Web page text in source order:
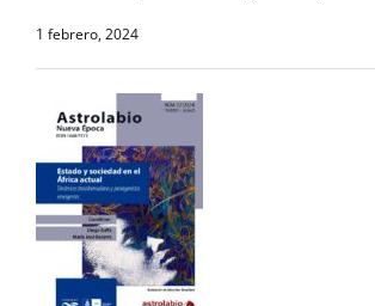
1 febrero, 2024